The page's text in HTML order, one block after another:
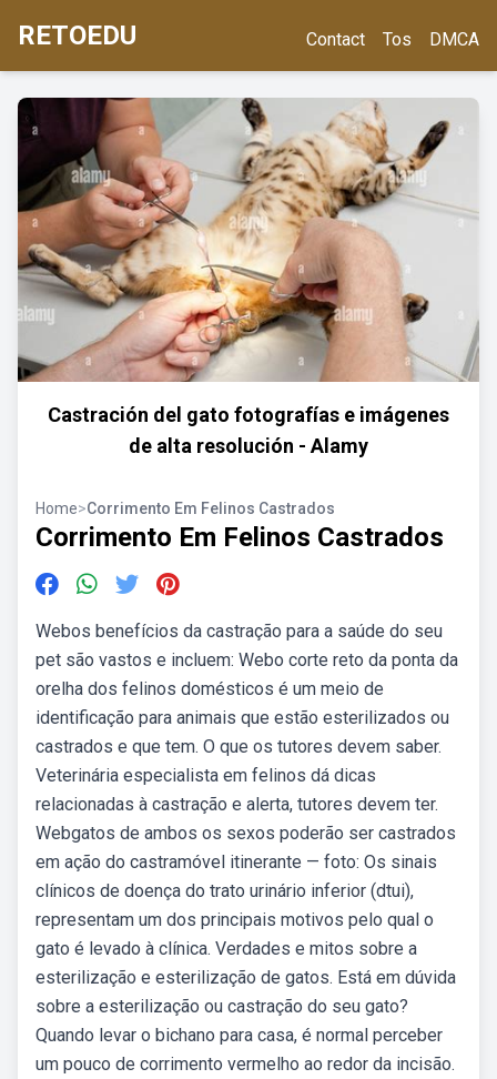
RETOEDU Contact Tos DMCA
Castración del gato fotografías e imágenes
de alta resolución - Alamy
Home>Corrimento Em Felinos Castrados
Corrimento Em Felinos Castrados
Webos benefícios da castração para a saúde do seu
pet são vastos e incluem: Webo corte reto da ponta da
orelha dos felinos domésticos é um meio de
identificação para animais que estão esterilizados ou
castrados e que tem. O que os tutores devem saber.
Veterinária especialista em felinos dá dicas
relacionadas à castração e alerta, tutores devem ter.
Webgatos de ambos os sexos poderão ser castrados
em ação do castramóvel itinerante — foto: Os sinais
clínicos de doença do trato urinário inferior (dtui),
representam um dos principais motivos pelo qual o
gato é levado à clínica. Verdades e mitos sobre a
esterilização e esterilização de gatos. Está em dúvida
sobre a esterilização ou castração do seu gato?
Quando levar o bichano para casa, é normal perceber
um pouco de corrimento vermelho ao redor da incisão.